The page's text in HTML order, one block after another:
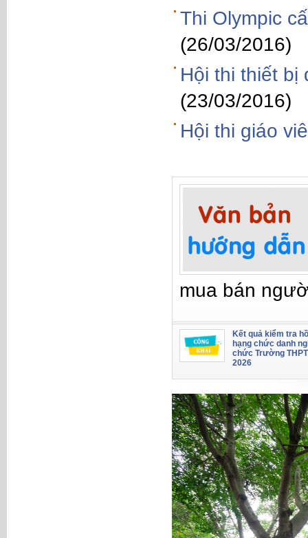
Thi Olympic
(26/03/2016)
Hội thi thiết bị
(23/03/2016)
Hội thi giáo
mua bán
Kết quả kiểm tra
hạng chức danh
chức Trường
2026